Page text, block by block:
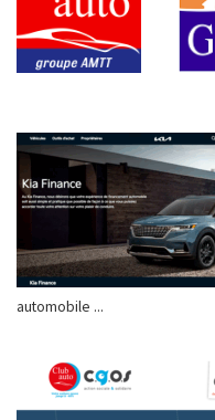
automobile ...